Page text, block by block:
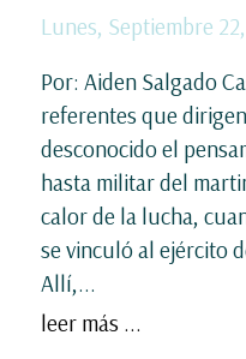
Lunes, Septiembre
Por: Aiden Salgado
referentes que
desconocido el
hasta militar del
calor de la lucha,
se vinculó al ejército
Allí,...
leer más ...